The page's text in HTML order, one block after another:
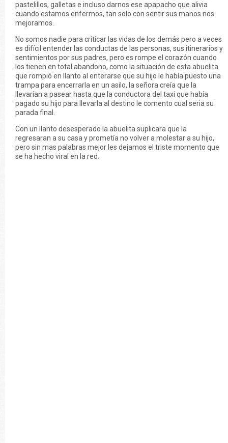
pastelillos, galletas e incluso darnos ese apapacho que alivia
cuando estamos enfermos, tan solo con sentir sus manos nos
mejoramos.
No somos nadie para criticar las vidas de los demás pero a veces
es difícil entender las conductas de las personas, sus itinerarios y
sentimientos por sus padres, pero es rompe el corazón cuando
los tienen en total abandono, como la situación de esta abuelita
que rompió en llanto al enterarse que su hijo le había puesto una
trampa para encerrarla en un asilo, la señora creía que la
llevarían a pasear hasta que la conductora del taxi que había
pagado su hijo para llevarla al destino le comento cual seria su
parada final.
Con un llanto desesperado la abuelita suplicara que la
regresaran a su casa y prometía no volver a molestar a su hijo,
pero sin mas palabras mejor les dejamos el triste momento que
se ha hecho viral en la red.